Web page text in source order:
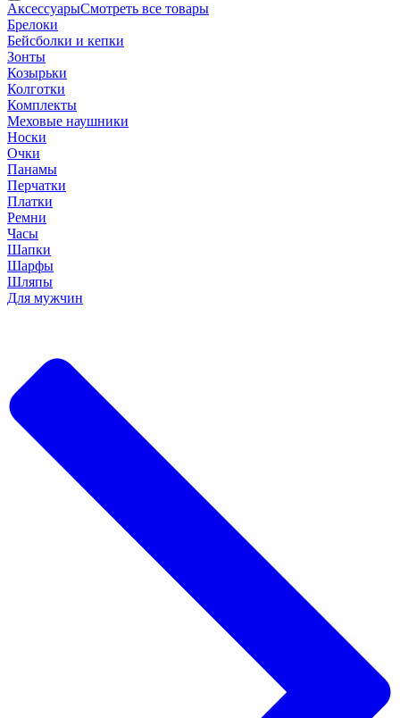
АксессуарыСмотреть все товары
Брелоки
Бейсболки и кепки
Зонты
Козырьки
Колготки
Комплекты
Меховые наушники
Носки
Очки
Панамы
Перчатки
Платки
Ремни
Часы
Шапки
Шарфы
Шляпы
Для мужчин